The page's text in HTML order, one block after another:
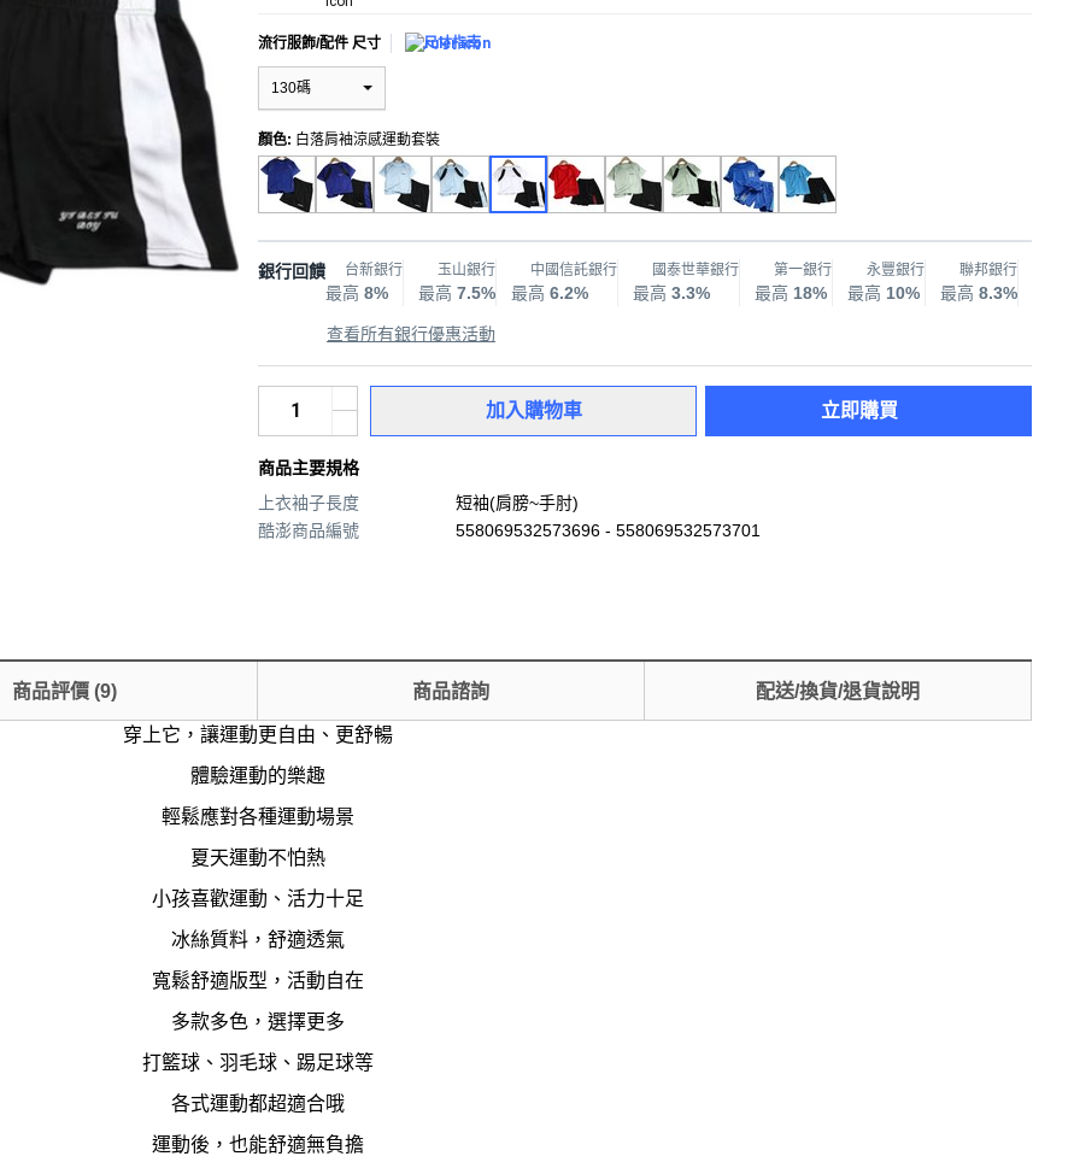
流行服飾/配件 尺寸 尺寸指南
130碼
顏色: 白落肩袖涼感運動套裝
銀行回饋 台新銀行
最高 8%
玉山銀行
最高 7.5%
中國信託銀行
最高 6.2%
國泰世華銀行
最高 3.3%
第一銀行
最高 18%
永豐銀行
最高 10%
聯邦銀行
最高 8.3%
查看所有銀行優惠活動
加入購物車 立即購買
商品主要規格
上衣袖子長度
短袖(肩膀~手肘)
酷澎商品編號
558069532573696 - 558069532573701
商品評價(9) 商品諮詢 配送/換貨/退貨說明
穿上它，讓運動更自由、更舒暢
體驗運動的樂趣
輕鬆應對各種運動場景
夏天運動不怕熱
小孩喜歡運動、活力十足
冰絲質料，舒適透氣
寬鬆舒適版型，活動自在
多款多色，選擇更多
打籃球、羽毛球、踢足球等
各式運動都超適合哦
運動後，也能舒適無負擔